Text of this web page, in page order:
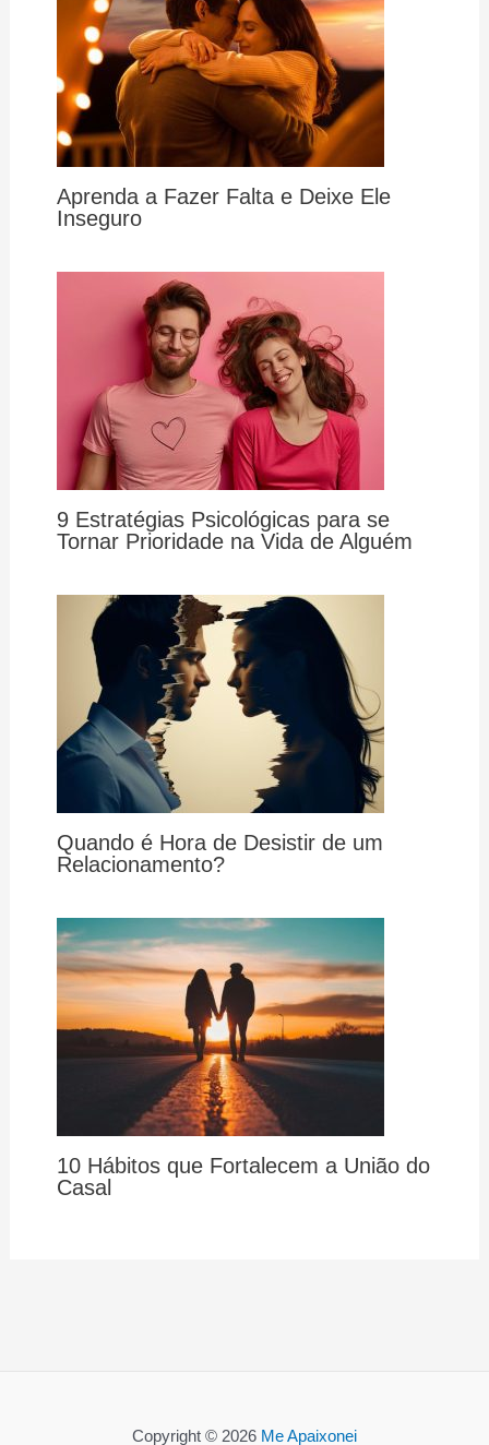
Aprenda a Fazer Falta e Deixe Ele
Inseguro
9 Estratégias Psicológicas para se
Tornar Prioridade na Vida de Alguém
Quando é Hora de Desistir de um
Relacionamento?
10 Hábitos que Fortalecem a União do
Casal
Copyright © 2026 Me Apaixonei